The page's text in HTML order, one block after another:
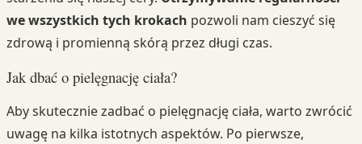
we wszystkich tych krokach pozwoli nam cieszyć się
zdrową i promienną skórą przez długi czas.
Jak dbać o pielęgnację ciała?
Aby skutecznie zadbać o pielęgnację ciała, warto zwrócić
uwagę na kilka istotnych aspektów. Po pierwsze,